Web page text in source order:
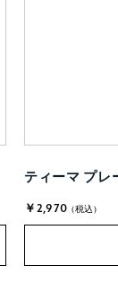
ティーマ プレ
￥2,970 (税込)